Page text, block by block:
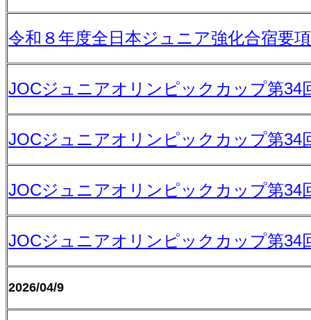
令和８年度全日本ジュニア強化合宿要
JOCジュニアオリンピックカップ第34
JOCジュニアオリンピックカップ第34
JOCジュニアオリンピックカップ第34
JOCジュニアオリンピックカップ第34
2026/04/9